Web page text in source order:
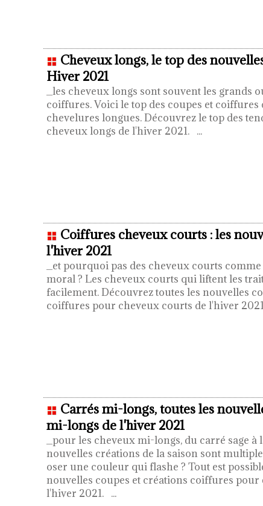
Cheveux longs, le top des
Hiver 2021
_les cheveux longs sont souvent les grands
coiffures. Voici le top des coupes et
chevelures longues. Découvrez le top des
cheveux longs de l'hiver 2021. ...
Coiffures cheveux courts : les
l'hiver 2021
_et pourquoi pas des cheveux courts
moral ? Les cheveux courts qui liftent les
facilement. Découvrez toutes les nouvelles
coiffures pour cheveux courts de l'hiver
Carrés mi-longs, toutes les
mi-longs de l'hiver 2021
_pour les cheveux mi-longs, du carré sage à
nouvelles créations de la saison sont
oser une couleur qui flashe ? Tout est
nouvelles coupes et créations coiffures
l'hiver 2021. ...